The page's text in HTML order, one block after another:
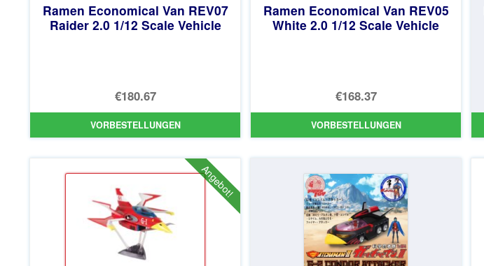
Ramen Economical Van REV07
Raider 2.0 1/12 Scale Vehicle
€180.67
VORBESTELLUNGEN
Ramen Economical Van REV05
White 2.0 1/12 Scale Vehicle
€168.37
VORBESTELLUNGEN
Angebot!